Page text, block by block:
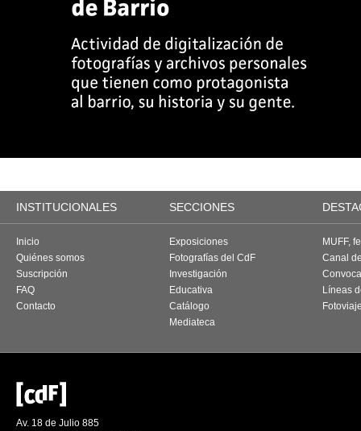
INSTITUCIONALES SECCIONES
Inicio
Quiénes somos
Suscripción
FAQ
Contacto
Exposiciones
Fotografías del CdF
Investigación
Educativa
Catálogo
Mediateca
MUFF,
Canal
Líneas
Av. 18 de Julio 885